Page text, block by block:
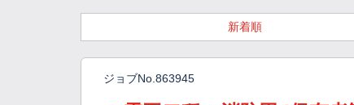
新着順
ジョブNo.863945